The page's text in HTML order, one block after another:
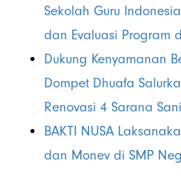
Sekolah Guru
dan Evaluasi Program
Dukung Kenyamanan
Dompet Dhuafa
Renovasi 4 Sarana
BAKTI NUSA
dan Monev di SMP